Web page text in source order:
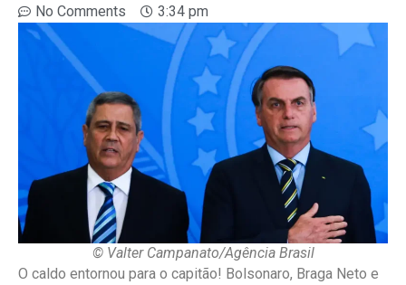
No Comments
3:34 pm
© Valter Campanato/Agência Brasil
O caldo entornou para o capitão! Bolsonaro, Braga Neto e